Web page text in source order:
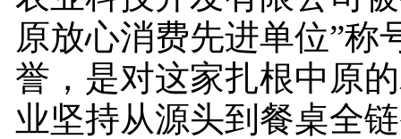
原放心消费先进单位”称
誉，是对这家扎根中原
业坚持从源头到餐桌全